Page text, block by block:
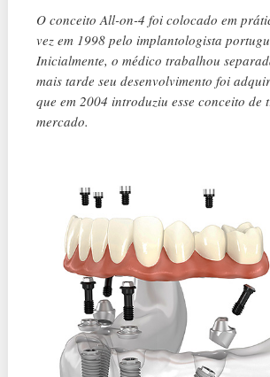
O conceito All-on-4 foi colocado em
vez em 1998 pelo implantologista
Inicialmente, o médico trabalhou
mais tarde seu desenvolvimento foi
que em 2004 introduziu esse conceito de
mercado.